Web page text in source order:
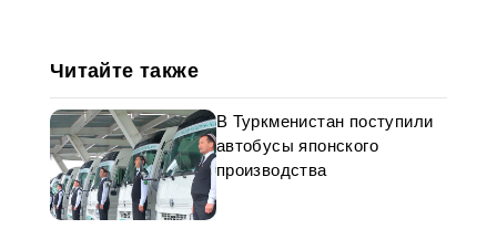
Читайте также
В Туркменистан поступили
автобусы японского
производства